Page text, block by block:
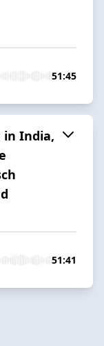
51:45
in India,
51:41